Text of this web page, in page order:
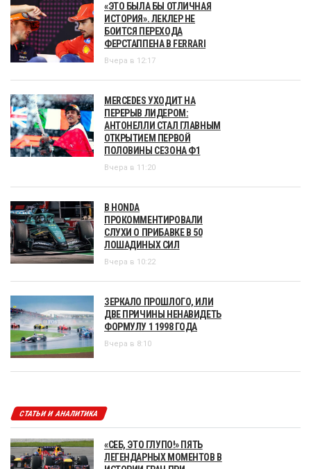
«ЭТО БЫЛА БЫ ОТЛИЧНАЯ
ИСТОРИЯ». ЛЕКЛЕР НЕ
БОИТСЯ ПЕРЕХОДА
ФЕРСТАППЕНА В FERRARI
Вчера в 12:17
MERCEDES УХОДИТ НА
ПЕРЕРЫВ ЛИДЕРОМ:
АНТОНЕЛЛИ СТАЛ ГЛАВНЫМ
ОТКРЫТИЕМ ПЕРВОЙ
ПОЛОВИНЫ СЕЗОНА Ф1
Вчера в 11:20
В HONDA
ПРОКОММЕНТИРОВАЛИ
СЛУХИ О ПРИБАВКЕ В 50
ЛОШАДИНЫХ СИЛ
Вчера в 10:22
ЗЕРКАЛО ПРОШЛОГО, ИЛИ
ДВЕ ПРИЧИНЫ НЕНАВИДЕТЬ
ФОРМУЛУ 1 1998 ГОДА
Вчера в 8:10
СТАТЬИ И АНАЛИТИКА
«СЕБ, ЭТО ГЛУПО!» ПЯТЬ
ЛЕГЕНДАРНЫХ МОМЕНТОВ В